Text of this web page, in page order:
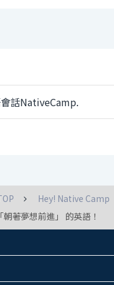
話NativeCamp.
Hey! Native Camp
朝著夢想前進」 的英語！